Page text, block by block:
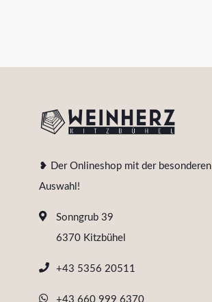
❥ Der Onlineshop mit der besonderen
Auswahl!
Sonngrub 39
6370 Kitzbühel
+43 5356 20511
+43 660 999 6370